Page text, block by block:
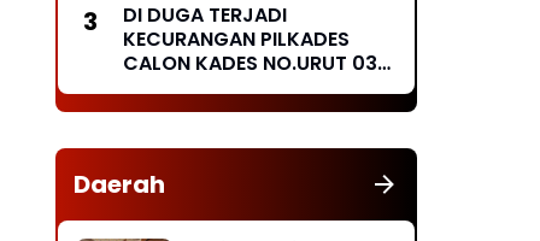
Masyarakat "
DI DUGA TERJADI
KECURANGAN PILKADES
CALON KADES NO.URUT 03
MENGGUGAT
Daerah